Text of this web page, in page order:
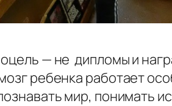
— не дипломы и
ребенка работает
мир, понимать